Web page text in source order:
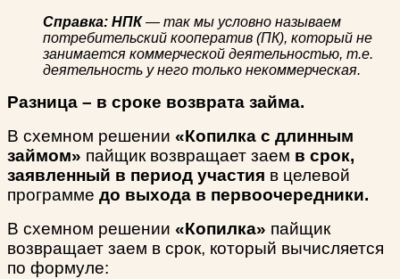
Справка: НПК— так мы условно называем
потребительский кооператив (ПК), который не
занимается коммерческой деятельностью, т.е.
деятельность у него только некоммерческая.
Разница – в сроке возврата займа.
В схемном решении «Копилка с длинным
займом» пайщик возвращает заем в срок,
заявленный в период участия в целевой
программе до выхода в первоочередники.
В схемном решении «Копилка» пайщик
возвращает заем в срок, который вычисляется
по формуле: